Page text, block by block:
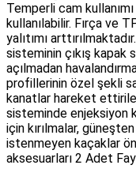
Temperli cam
kullanılabilir. Fırça ve
yalıtımı
sisteminin çıkış kapak
açılmadan
profillerinin özel şekli
kanatlar hareket
sisteminde enjeksiyon
için kırılmalar,
istenmeyen kaçaklar
aksesuarları 2 Adet